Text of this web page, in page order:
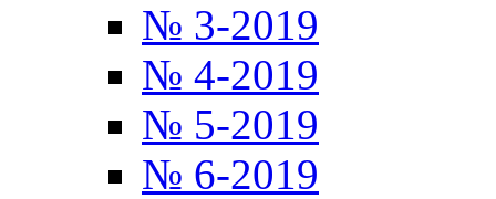
№ 3-2019
№ 4-2019
№ 5-2019
№ 6-2019